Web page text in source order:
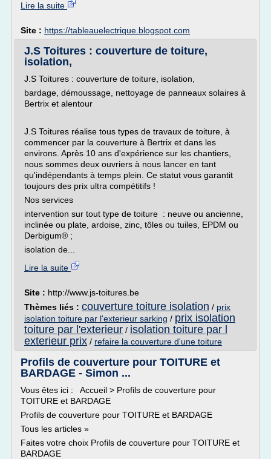
Lire la suite
Site : https://tableauelectrique.blogspot.com
J.S Toitures : couverture de toiture,
isolation,
J.S Toitures : couverture de toiture, isolation,
bardage, démoussage, nettoyage de panneaux solaires à
Bertrix et alentour
J.S Toitures réalise tous types de travaux de toiture, à
commencer par la couverture à Bertrix et dans les
environs. Après 10 ans d'expérience sur les chantiers,
nous sommes deux ouvriers à nous lancer en tant
qu'indépendants à temps plein. Ce statut vous garantit
toujours des prix ultra compétitifs !
Nos services
intervention sur tout type de toiture : neuve ou ancienne,
inclinée ou plate, ardoise, zinc, tôles ou tuiles, EPDM ou
Derbigum® ;
isolation de...
Lire la suite
Site : http://www.js-toitures.be
Thèmes liés : couverture toiture isolation / prix
isolation toiture par l'exterieur sarking / prix isolation
toiture par l'exterieur / isolation toiture par l
exterieur prix / refaire la couverture d'une toiture
Profils de couverture pour TOITURE et
BARDAGE - Simon ...
Vous êtes ici : Accueil > Profils de couverture pour
TOITURE et BARDAGE
Profils de couverture pour TOITURE et BARDAGE
Tous les articles »
Faites votre choix Profils de couverture pour TOITURE et
BARDAGE